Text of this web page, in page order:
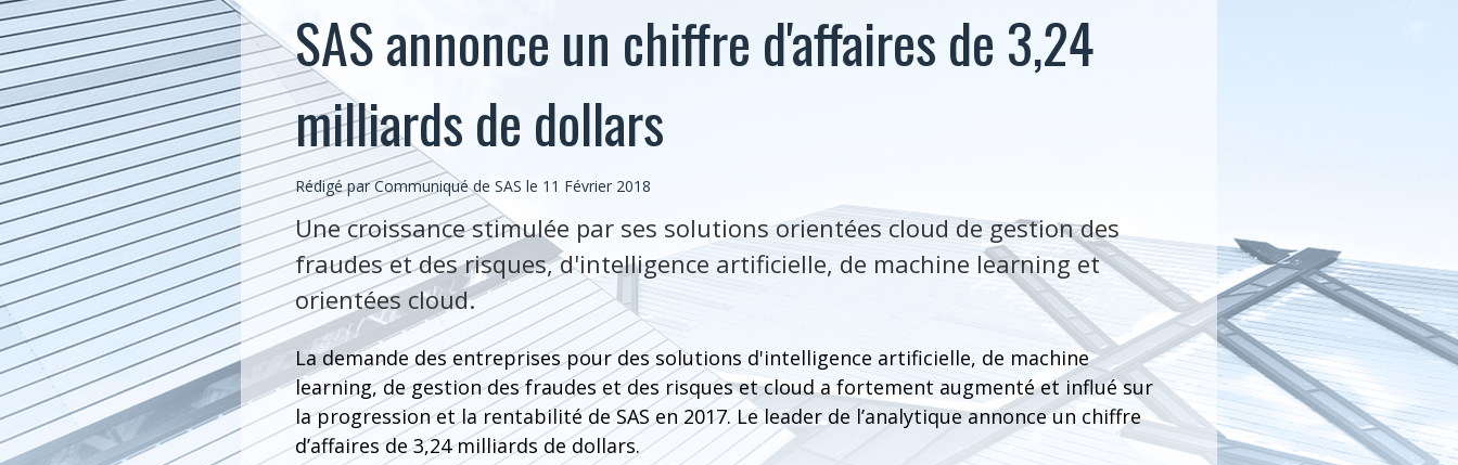
SAS annonce un chiffre d'affaires de 3,24
milliards de dollars
Rédigé par Communiqué de SAS le 11 Février 2018
Une croissance stimulée par ses solutions orientées cloud de gestion des
fraudes et des risques, d'intelligence artificielle, de machine learning et
orientées cloud.
La demande des entreprises pour des solutions d'intelligence artificielle, de machine
learning, de gestion des fraudes et des risques et cloud a fortement augmenté et influé sur
la progression et la rentabilité de SAS en 2017. Le leader de l’analytique annonce un chiffre
d’affaires de 3,24 milliards de dollars.